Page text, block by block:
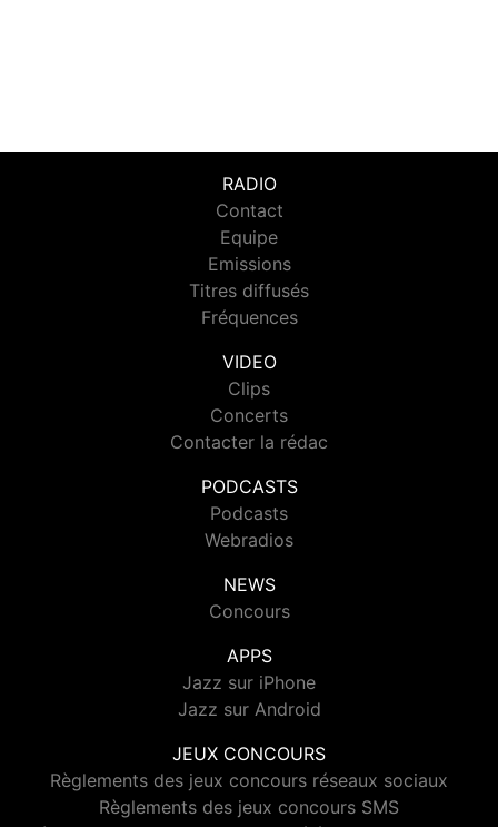
RADIO
Contact
Equipe
Emissions
Titres diffusés
Fréquences
VIDEO
Clips
Concerts
Contacter la rédac
PODCASTS
Podcasts
Webradios
NEWS
Concours
APPS
Jazz sur iPhone
Jazz sur Android
JEUX CONCOURS
Règlements des jeux concours réseaux sociaux
Règlements des jeux concours SMS